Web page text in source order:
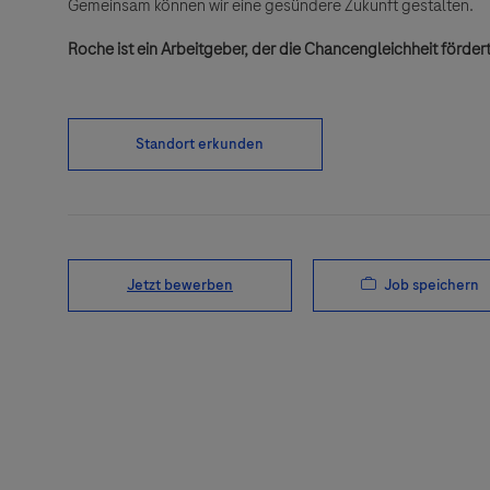
Gemeinsam können wir eine gesündere Zukunft gestalten.
Roche ist ein Arbeitgeber, der die Chancengleichheit
Standort erkunden
Jetzt bewerben Job speichern